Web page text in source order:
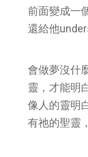
前面變成一
還給他
會做夢沒什
靈，才能明
像人的靈明
有祂的聖靈